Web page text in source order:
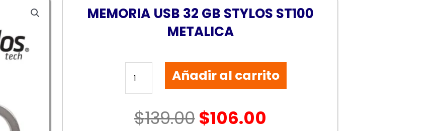
MEMORIA USB 32 GB STYLOS ST100
METALICA
MEMORIA
USB
STYLOS
ST100
Añadir al carrito
$139.00$106.00